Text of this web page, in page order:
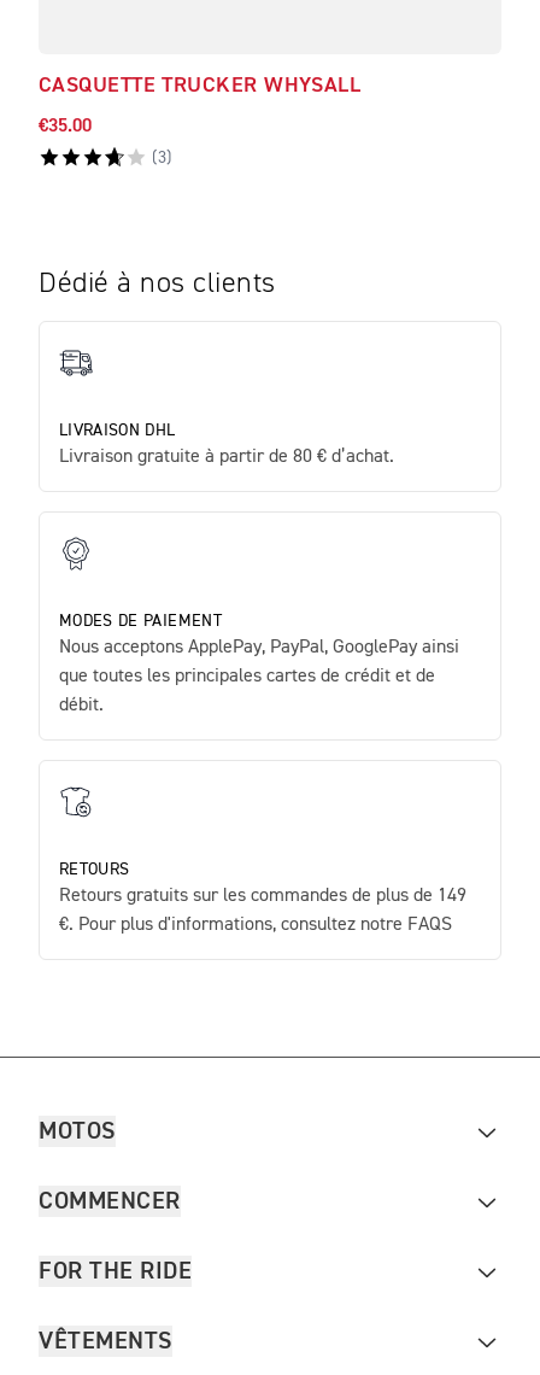
CASQUETTE TRUCKER WHYSALL
€35.00
(3)
Dédié à nos clients
LIVRAISON DHL
Livraison gratuite à partir de 80 € d’achat.
MODES DE PAIEMENT
Nous acceptons ApplePay, PayPal, GooglePay ainsi
que toutes les principales cartes de crédit et de
débit.
RETOURS
Retours gratuits sur les commandes de plus de 149
€. Pour plus d'informations, consultez notre FAQS
MOTOS
COMMENCER
FOR THE RIDE
VÊTEMENTS